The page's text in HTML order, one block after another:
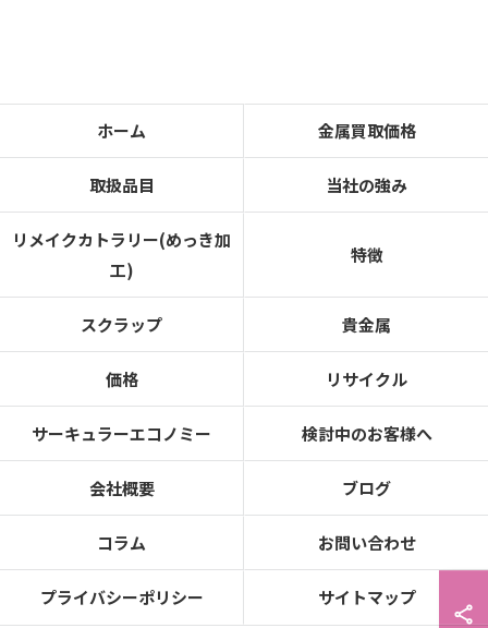
ホーム 金属買取価格
取扱品目 当社の強み
リメイクカトラリー(めっき加
工)
特徴
スクラップ 貴金属
価格 リサイクル
サーキュラーエコノミー 検討中のお客様へ
会社概要 ブログ
コラム お問い合わせ
プライバシーポリシー サイトマップ